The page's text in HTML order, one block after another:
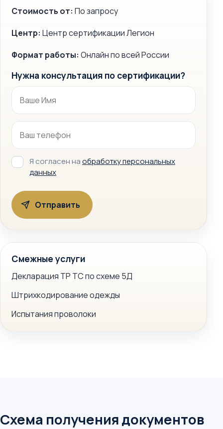
Стоимость от: По запросу
Центр: Центр сертификации Легион
Формат работы: Онлайн по всей России
Нужна консультация по сертификации?
Я согласен наобработку персональных
данных
Смежные услуги
Декларация ТР ТС по схеме 5Д
Штрихкодирование одежды
Испытания проволоки
Схема получения документов